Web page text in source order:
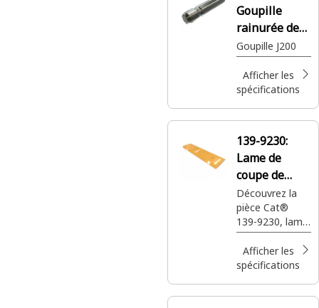
Goupille
rainurée de
11,13 mm de
diamètre de
goupille
Goupille J200
Afficher les
spécifications
139-9230:
Lame de
coupe de
godet à
boulonner de
30 mm
Découvrez la
pièce Cat®
139-9230, lame
de coupe de
godet à
boulonner de
droit/C. gauche.
Afficher les
spécifications